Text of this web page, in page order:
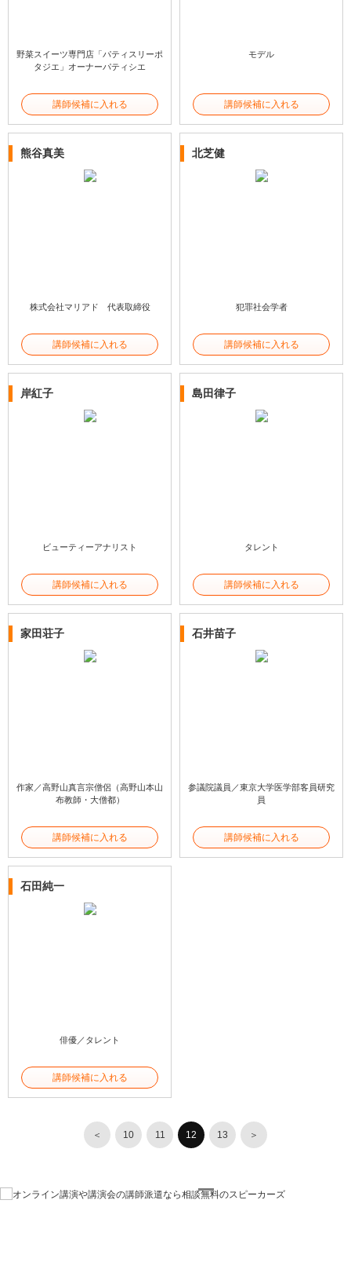
野菜スイーツ専門店「パティスリーポ
タジエ」オーナーパティシエ
講師候補に入れる
モデル
講師候補に入れる
熊谷真美
株式会社マリアド 代表取締役
講師候補に入れる
北芝健
犯罪社会学者
講師候補に入れる
岸紅子
ビューティーアナリスト
講師候補に入れる
島田律子
タレント
講師候補に入れる
家田荘子
作家／高野山真言宗僧侶（高野山本山
布教師・大僧都）
講師候補に入れる
石井苗子
参議院議員／東京大学医学部客員研究
員
講師候補に入れる
石田純一
俳優／タレント
講師候補に入れる
＜ 10 11 12 13 ＞